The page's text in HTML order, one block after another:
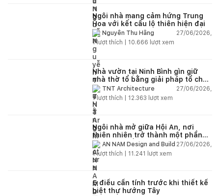
Ngôi nhà mang cảm hứng Trung
Hoa với kết cấu lộ thiên hiện đại
Nguyễn Thu Hằng
27/06/2026,
1lượt thích | 10.666 lượt xem
Nhà vườn tại Ninh Bình gìn giữ
nhà thờ tổ bằng giải pháp tổ chức
lại không gian
TNT Architecture
27/06/2026,
1lượt thích | 12.363 lượt xem
Ngôi nhà mở giữa Hội An, nơi
thiên nhiên trở thành một phần
của cuộc sống
AN NAM Design and Build 27/06/2026,
1lượt thích | 11.241 lượt xem
5 điều cần tính trước khi thiết kế
biệt thự hướng Tây